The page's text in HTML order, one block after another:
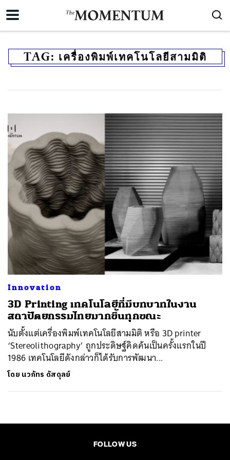
TAG: เครื่องพิมพ์เทคโนโลยีสามมิติ
Innovation
3D Printing เทคโนโลยีที่มีบทบาทในงาน
สถาปัตยกรรมไทยมากขึ้นทุกขณะ
นับตั้งแต่เครื่องพิมพ์เทคโนโลยีสามมิติ หรือ 3D printer
‘Stereolithography’ ถูกประดิษฐ์คิดค้นเป็นครั้งแรกในปี
1986 เทคโนโลยีดังกล่าวก็ได้รับการพัฒนา...
โดย นวภัทร ดัสดุลย์
FOLLOW US
SHARE TWEET EMAIL